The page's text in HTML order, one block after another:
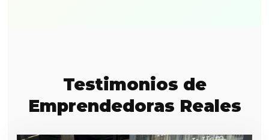
Testimonios de
Emprendedoras Reales